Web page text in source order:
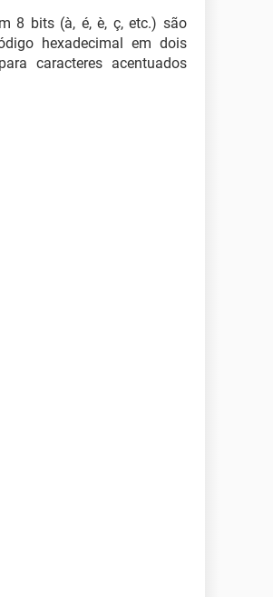
8 bits (à, é, è, ç, etc.) são
hexadecimal em dois
caracteres acentuados